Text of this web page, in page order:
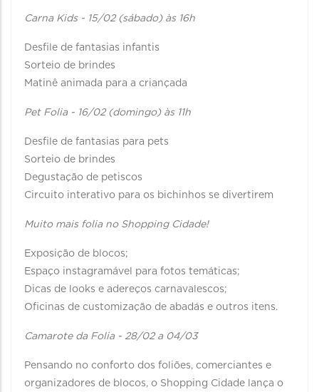
Carna Kids - 15/02 (sábado) às 16h
Desfile de fantasias infantis
Sorteio de brindes
Matinê animada para a criançada
Pet Folia - 16/02 (domingo) às 11h
Desfile de fantasias para pets
Sorteio de brindes
Degustação de petiscos
Circuito interativo para os bichinhos se divertirem
Muito mais folia no Shopping Cidade!
Exposição de blocos;
Espaço instagramável para fotos temáticas;
Dicas de looks e adereços carnavalescos;
Oficinas de customização de abadás e outros itens.
Camarote da Folia - 28/02 a 04/03
Pensando no conforto dos foliões, comerciantes e
organizadores de blocos, o Shopping Cidade lança o